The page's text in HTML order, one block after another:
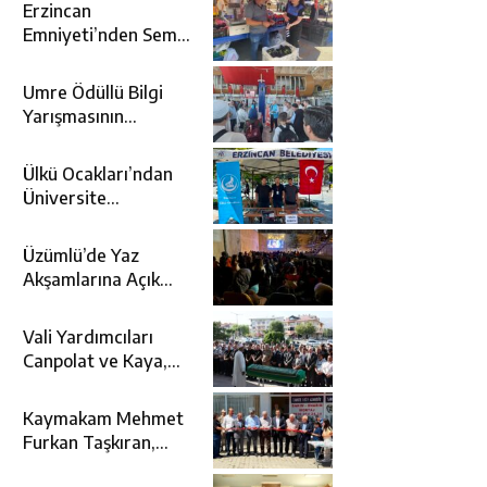
Erzincan
Emniyeti’nden Semt
Bilgilendirme
Faaliyeti
Umre Ödüllü Bilgi
Yarışmasının
Topraklara
Uğurlandı
Ülkü Ocakları’ndan
Üniversite
Desteği
Üzümlü’de Yaz
Akşamlarına Açık
Kattı
Vali Yardımcıları
Canpolat ve Kaya,
Cenaze Törenine
Katıldı
Kaymakam Mehmet
Furkan Taşkıran,